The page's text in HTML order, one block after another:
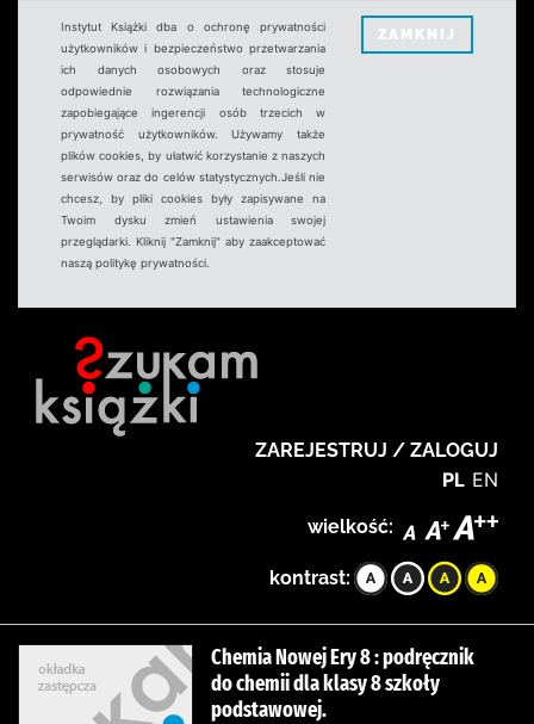
Instytut Książki dba o ochronę prywatności
użytkowników i bezpieczeństwo przetwarzania
ich danych osobowych oraz stosuje
odpowiednie rozwiązania technologiczne
zapobiegające ingerencji osób trzecich w
prywatność użytkowników. Używamy także
plików cookies, by ułatwić korzystanie z naszych
serwisów oraz do celów statystycznych.Jeśli nie
chcesz, by pliki cookies były zapisywane na
Twoim dysku zmień ustawienia swojej
przeglądarki. Kliknij "Zamknij" aby zaakceptować
naszą politykę prywatności.
ZAMKNIJ
ZAREJESTRUJ / ZALOGUJ
PL EN
wielkość:
kontrast:
Chemia Nowej Ery 8 : podręcznik
do chemii dla klasy 8 szkoły
podstawowej.